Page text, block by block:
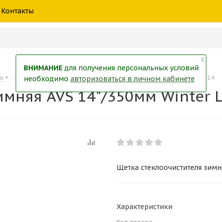
Контакты
- Щетка стеклоочистителя зимняя AVS 14"/350мм Winter Line WB-14
AVS 14"/350мм Winter
Щетка стеклоочистителя
Характеристики
╳
ВНИМАНИЕдля получения персональных условий
необходимо авторизоваться в личном кабинете